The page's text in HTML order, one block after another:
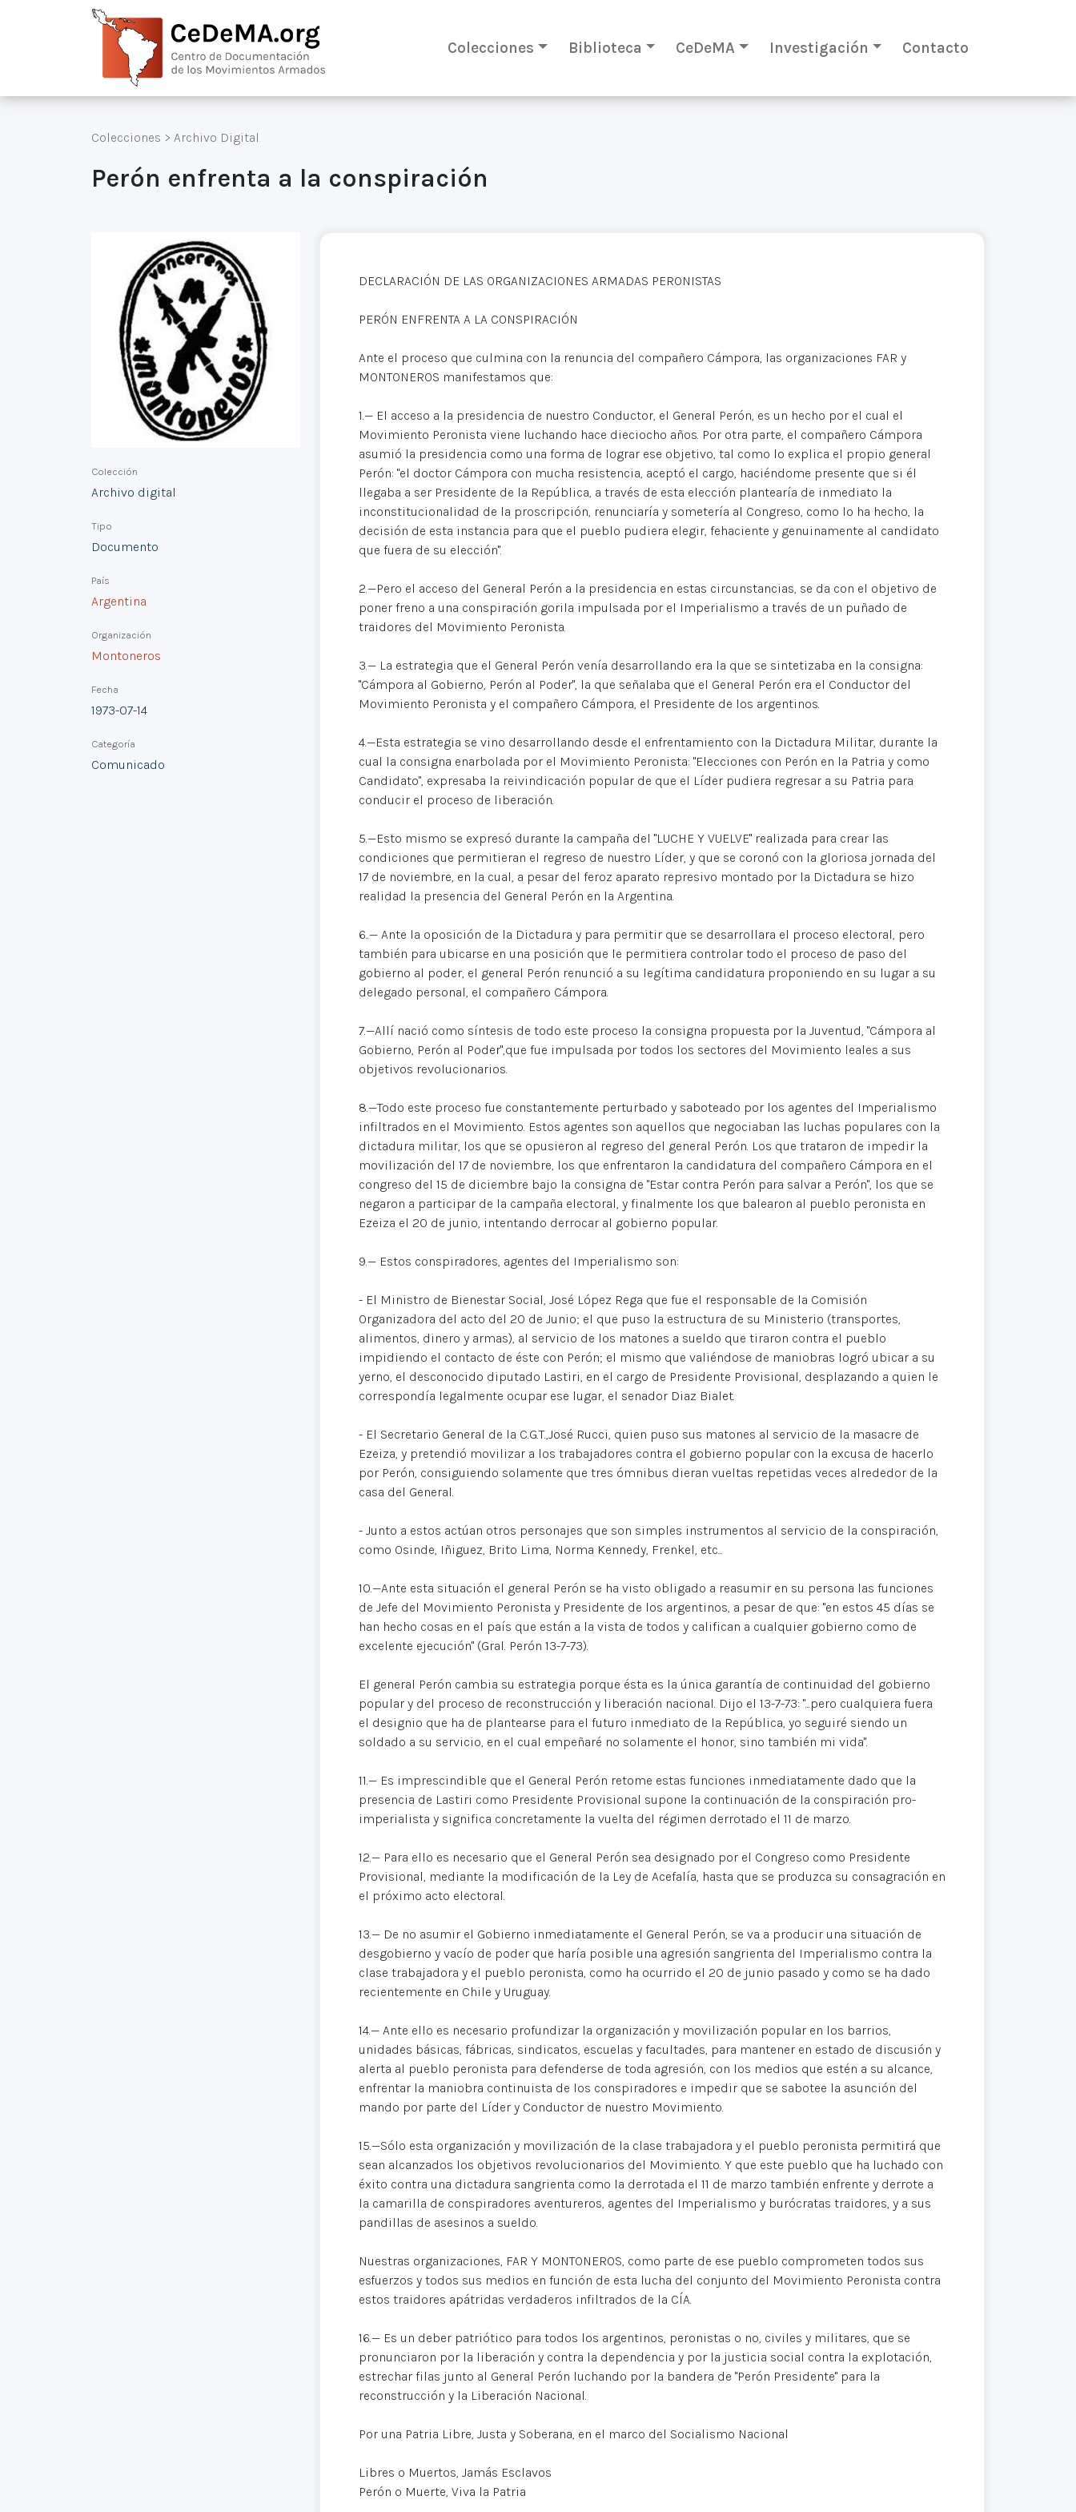
Colecciones Biblioteca CeDeMA Investigación Contacto
Colecciones > Archivo Digital
Perón enfrenta a la conspiración
Colección
Archivo digital
Tipo
Documento
País
Argentina
Organización
Montoneros
Fecha
1973-07-14
Categoría
Comunicado
DECLARACIÓN DE LAS ORGANIZACIONES ARMADAS PERONISTAS
PERÓN ENFRENTA A LA CONSPIRACIÓN
Ante el proceso que culmina con la renuncia del compañero Cámpora, las organizaciones FAR y
MONTONEROS manifestamos que:
1.— El acceso a la presidencia de nuestro Conductor, el General Perón, es un hecho por el cual el
Movimiento Peronista viene luchando hace dieciocho años. Por otra parte, el compañero Cámpora
asumió la presidencia como una forma de lograr ese objetivo, tal como lo explica el propio general
Perón: "el doctor Cámpora con mucha resistencia, aceptó el cargo, haciéndome presente que si él
llegaba a ser Presidente de la República, a través de esta elección plantearía de inmediato la
inconstitucionalidad de la proscripción, renunciaría y sometería al Congreso, como lo ha hecho, la
decisión de esta instancia para que el pueblo pudiera elegir, fehaciente y genuinamente al candidato
que fuera de su elección".
2.—Pero el acceso del General Perón a la presidencia en estas circunstancias, se da con el objetivo de
poner freno a una conspiración gorila impulsada por el Imperialismo a través de un puñado de
traidores del Movimiento Peronista.
3.— La estrategia que el General Perón venía desarrollando era la que se sintetizaba en la consigna:
"Cámpora al Gobierno, Perón al Poder", la que señalaba que el General Perón era el Conductor del
Movimiento Peronista y el compañero Cámpora, el Presidente de los argentinos.
4.—Esta estrategia se vino desarrollando desde el enfrentamiento con la Dictadura Militar, durante la
cual la consigna enarbolada por el Movimiento Peronista: "Elecciones con Perón en la Patria y como
Candidato", expresaba la reivindicación popular de que el Líder pudiera regresar a su Patria para
conducir el proceso de liberación.
5.—Esto mismo se expresó durante la campaña del "LUCHE Y VUELVE" realizada para crear las
condiciones que permitieran el regreso de nuestro Líder, y que se coronó con la gloriosa jornada del
17 de noviembre, en la cual, a pesar del feroz aparato represivo montado por la Dictadura se hizo
realidad la presencia del General Perón en la Argentina.
6..— Ante la oposición de la Dictadura y para permitir que se desarrollara el proceso electoral, pero
también para ubicarse en una posición que le permitiera controlar todo el proceso de paso del
gobierno al poder, el general Perón renunció a su legítima candidatura proponiendo en su lugar a su
delegado personal, el compañero Cámpora.
7.—Allí nació como síntesis de todo este proceso la consigna propuesta por la Juventud, "Cámpora al
Gobierno, Perón al Poder",que fue impulsada por todos los sectores del Movimiento leales a sus
objetivos revolucionarios.
8.—Todo este proceso fue constantemente perturbado y saboteado por los agentes del Imperialismo
infiltrados en el Movimiento. Estos agentes son aquellos que negociaban las luchas populares con la
dictadura militar, los que se opusieron al regreso del general Perón. Los que trataron de impedir la
movilización del 17 de noviembre, los que enfrentaron la candidatura del compañero Cámpora en el
congreso del 15 de diciembre bajo la consigna de "Estar contra Perón para salvar a Perón", los que se
negaron a participar de la campaña electoral, y finalmente los que balearon al pueblo peronista en
Ezeiza el 20 de junio, intentando derrocar al gobierno popular.
9.— Estos conspiradores, agentes del Imperialismo son:
- El Ministro de Bienestar Social, José López Rega que fue el responsable de la Comisión
Organizadora del acto del 20 de Junio; el que puso la estructura de su Ministerio (transportes,
alimentos, dinero y armas), al servicio de los matones a sueldo que tiraron contra el pueblo
impidiendo el contacto de éste con Perón; el mismo que valiéndose de maniobras logró ubicar a su
yerno, el desconocido diputado Lastiri, en el cargo de Presidente Provisional, desplazando a quien le
correspondía legalmente ocupar ese lugar, el senador Diaz Bialet.
- El Secretario General de la C.G.T.,José Rucci, quien puso sus matones al servicio de la masacre de
Ezeiza, y pretendió movilizar a los trabajadores contra el gobierno popular con la excusa de hacerlo
por Perón, consiguiendo solamente que tres ómnibus dieran vueltas repetidas veces alrededor de la
casa del General.
- Junto a estos actúan otros personajes que son simples instrumentos al servicio de la conspiración,
como Osinde, Iñiguez, Brito Lima, Norma Kennedy, Frenkel, etc...
10.—Ante esta situación el general Perón se ha visto obligado a reasumir en su persona las funciones
de Jefe del Movimiento Peronista y Presidente de los argentinos, a pesar de que: "en estos 45 días se
han hecho cosas en el país que están a la vista de todos y califican a cualquier gobierno como de
excelente ejecución" (Gral. Perón 13-7-73).
El general Perón cambia su estrategia porque ésta es la única garantía de continuidad del gobierno
popular y del proceso de reconstrucción y liberación nacional. Dijo el 13-7-73: "...pero cualquiera fuera
el designio que ha de plantearse para el futuro inmediato de la República, yo seguiré siendo un
soldado a su servicio, en el cual empeñaré no solamente el honor, sino también mi vida".
11.— Es imprescindible que el General Perón retome estas funciones inmediatamente dado que la
presencia de Lastiri como Presidente Provisional supone la continuación de la conspiración pro-
imperialista y significa concretamente la vuelta del régimen derrotado el 11 de marzo.
12.— Para ello es necesario que el General Perón sea designado por el Congreso como Presidente
Provisional, mediante la modificación de la Ley de Acefalía, hasta que se produzca su consagración en
el próximo acto electoral.
13.— De no asumir el Gobierno inmediatamente el General Perón, se va a producir una situación de
desgobierno y vacío de poder que haría posible una agresión sangrienta del Imperialismo contra la
clase trabajadora y el pueblo peronista, como ha ocurrido el 20 de junio pasado y como se ha dado
recientemente en Chile y Uruguay.
14.— Ante ello es necesario profundizar la organización y movilización popular en los barrios,
unidades básicas, fábricas, sindicatos, escuelas y facultades, para mantener en estado de discusión y
alerta al pueblo peronista para defenderse de toda agresión, con los medios que estén a su alcance,
enfrentar la maniobra continuista de los conspiradores e impedir que se sabotee la asunción del
mando por parte del Líder y Conductor de nuestro Movimiento.
15.—Sólo esta organización y movilización de la clase trabajadora y el pueblo peronista permitirá que
sean alcanzados los objetivos revolucionarios del Movimiento. Y que este pueblo que ha luchado con
éxito contra una dictadura sangrienta como la derrotada el 11 de marzo también enfrente y derrote a
la camarilla de conspiradores aventureros, agentes del Imperialismo y burócratas traidores, y a sus
pandillas de asesinos a sueldo.
Nuestras organizaciones, FAR Y MONTONEROS, como parte de ese pueblo comprometen todos sus
esfuerzos y todos sus medios en función de esta lucha del conjunto del Movimiento Peronista contra
estos traidores apátridas verdaderos infiltrados de la CÍA.
16.— Es un deber patriótico para todos los argentinos, peronistas o no, civiles y militares, que se
pronunciaron por la liberación y contra la dependencia y por la justicia social contra la explotación,
estrechar filas junto al General Perón luchando por la bandera de "Perón Presidente" para la
reconstrucción y la Liberación Nacional.
Por una Patria Libre, Justa y Soberana, en el marco del Socialismo Nacional
Libres o Muertos, Jamás Esclavos
Perón o Muerte, Viva la Patria